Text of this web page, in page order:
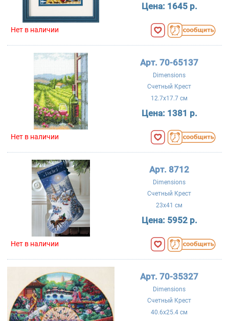
Цена: 1645 р.
Нет в наличии
Арт. 70-65137
Dimensions
Счетный Крест
12.7x17.7 см
Цена: 1381 р.
Нет в наличии
Арт. 8712
Dimensions
Счетный Крест
23x41 см
Цена: 5952 р.
Нет в наличии
Арт. 70-35327
Dimensions
Счетный Крест
40.6x25.4 см